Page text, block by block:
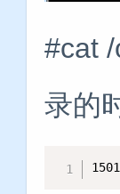
#cat
录的